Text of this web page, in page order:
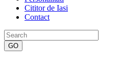
Cititor de Iasi
Contact